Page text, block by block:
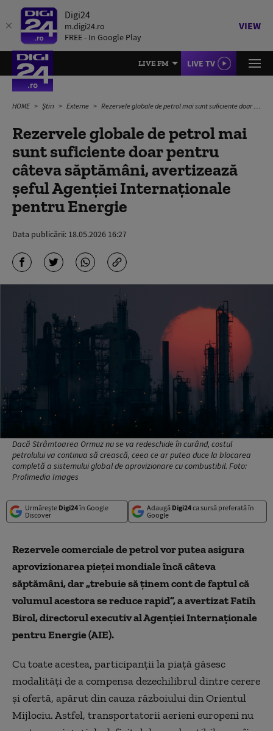
Digi24
m.digi24.ro
FREE - In Google Play
VIEW
LIVE FM LIVE TV
HOME Știri Externe Rezervele globale de petrol mai sunt suficiente doar pentru câteva săptămâni, avertizează șeful Agenției Internaționale pentru Energie
Rezervele globale de petrol mai
sunt suficiente doar pentru
câteva săptămâni, avertizează
șeful Agenției Internaționale
pentru Energie
Data publicării: 18.05.2026 16:27
Dacă Strâmtoarea Ormuz nu se va redeschide în curând, costul
petrolului va continua să crească, ceea ce ar putea duce la blocarea
completă a sistemului global de aprovizionare cu combustibil. Foto:
Profimedia Images
Urmărește Digi24în Google
Discover
Adaugă Digi24ca sursă preferată în
Google
Rezervele comerciale de petrol vor putea asigura
aprovizionarea pieței mondiale încă câteva
săptămâni, dar „trebuie să ținem cont de faptul că
volumul acestora se reduce rapid”, a avertizat Fatih
Birol, directorul executiv al Agenției Internaționale
pentru Energie (AIE).
Cu toate acestea, participanții la piață găsesc
modalități de a compensa dezechilibrul dintre cerere
și ofertă, apărut din cauza războiului din Orientul
Mijlociu. Astfel, transportatorii aerieni europeni nu